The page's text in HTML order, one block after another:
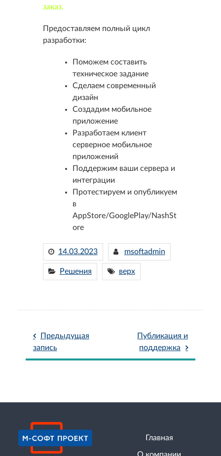
заказ.
Предоставляем полный цикл
разработки:
Поможем составить
техническое задание
Сделаем современный
дизайн
Создадим мобильное
приложение
Разработаем клиент
серверное мобильное
приложений
Поддержим ваши сервера и
интеграции
Протестируем и опубликуем
в
AppStore/GooglePlay/NashSt
ore
14.03.2023 msoftadmin
Решения верх
Навигация
по
записям
Предыдущая
запись
Публикация и
поддержка
Главная